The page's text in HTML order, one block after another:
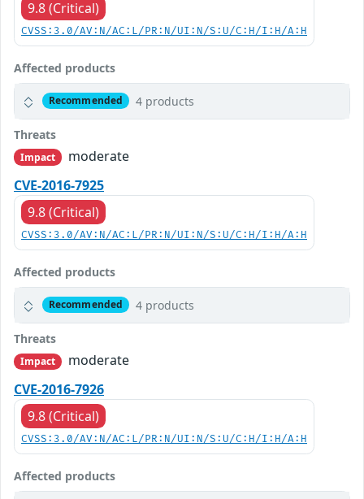
9.8 (Critical)
CVSS:3.0/AV:N/AC:L/PR:N/UI:N/S:U/C:H/I:H/A:H
Affected products
Recommended 4 products
Threats
Impact
moderate
CVE-2016-7925
9.8 (Critical)
CVSS:3.0/AV:N/AC:L/PR:N/UI:N/S:U/C:H/I:H/A:H
Affected products
Recommended 4 products
Threats
Impact
moderate
CVE-2016-7926
9.8 (Critical)
CVSS:3.0/AV:N/AC:L/PR:N/UI:N/S:U/C:H/I:H/A:H
Affected products